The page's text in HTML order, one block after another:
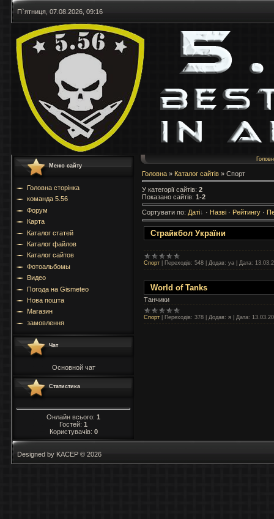
П`ятниця, 07.08.2026, 09:16
Меню сайту
Головна сторінка
команда 5.56
Форум
Карта
Каталог статей
Каталог файлов
Каталог сайтов
Фотоальбомы
Видео
Погода на Gismeteo
Нова пошта
Магазин
замовлення
Чат
Основной чат
Статистика
Онлайн всього: 1
Гостей: 1
Користувачів: 0
Головна » Каталог сайтів » Спорт
У категорії сайтів: 2
Показано сайтів: 1-2
Сортувати по: Даті · Назві · Рейтингу ·
Страйкбол України
Спорт Переходів: 548 Додав: ya Дата:
World of Tanks
Танчики
Спорт Переходів: 378 Додав: я Дата:
Designed by KACEP © 2026